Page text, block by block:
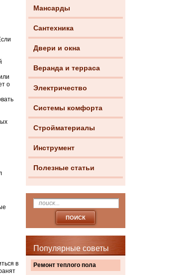
Мансарды
Сантехника
Двери и окна
Веранда и терраса
Электричество
Системы комфорта
Стройматериалы
Инструмент
Полезные статьи
Популярные советы
Ремонт теплого пола
о
в